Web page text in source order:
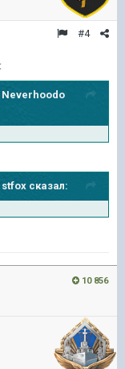
#4
Neverhoodo
stfox сказал:
10 856